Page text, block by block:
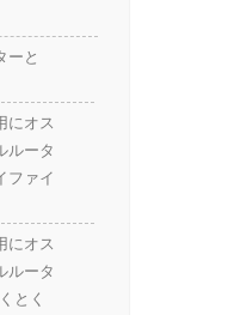
ーと
にオス
ルータ
ァイ
にオス
ルータ
とく